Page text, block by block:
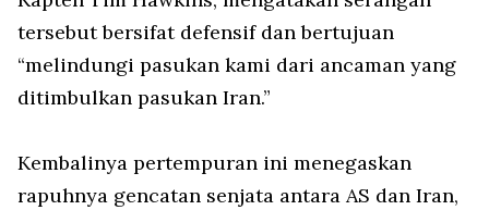
tersebut bersifat defensif dan bertujuan
“melindungi pasukan kami dari ancaman yang
ditimbulkan pasukan Iran.”
Kembalinya pertempuran ini menegaskan
rapuhnya gencatan senjata antara AS dan Iran,